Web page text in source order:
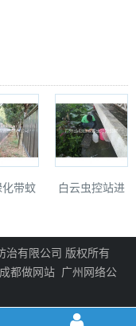
带蚊 白云虫控站进
治有限公司 版权所有
成都做网站 广州网络公